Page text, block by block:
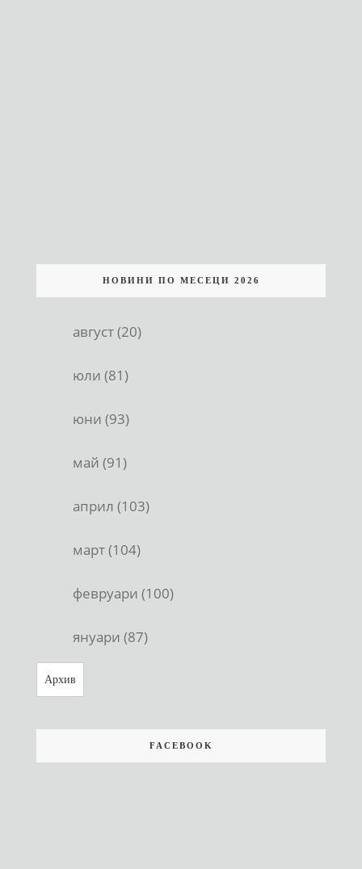
НОВИНИ ПО МЕСЕЦИ 2026
август (20)
юли (81)
юни (93)
май (91)
април (103)
март (104)
февруари (100)
януари (87)
Архив
FACEBOOK